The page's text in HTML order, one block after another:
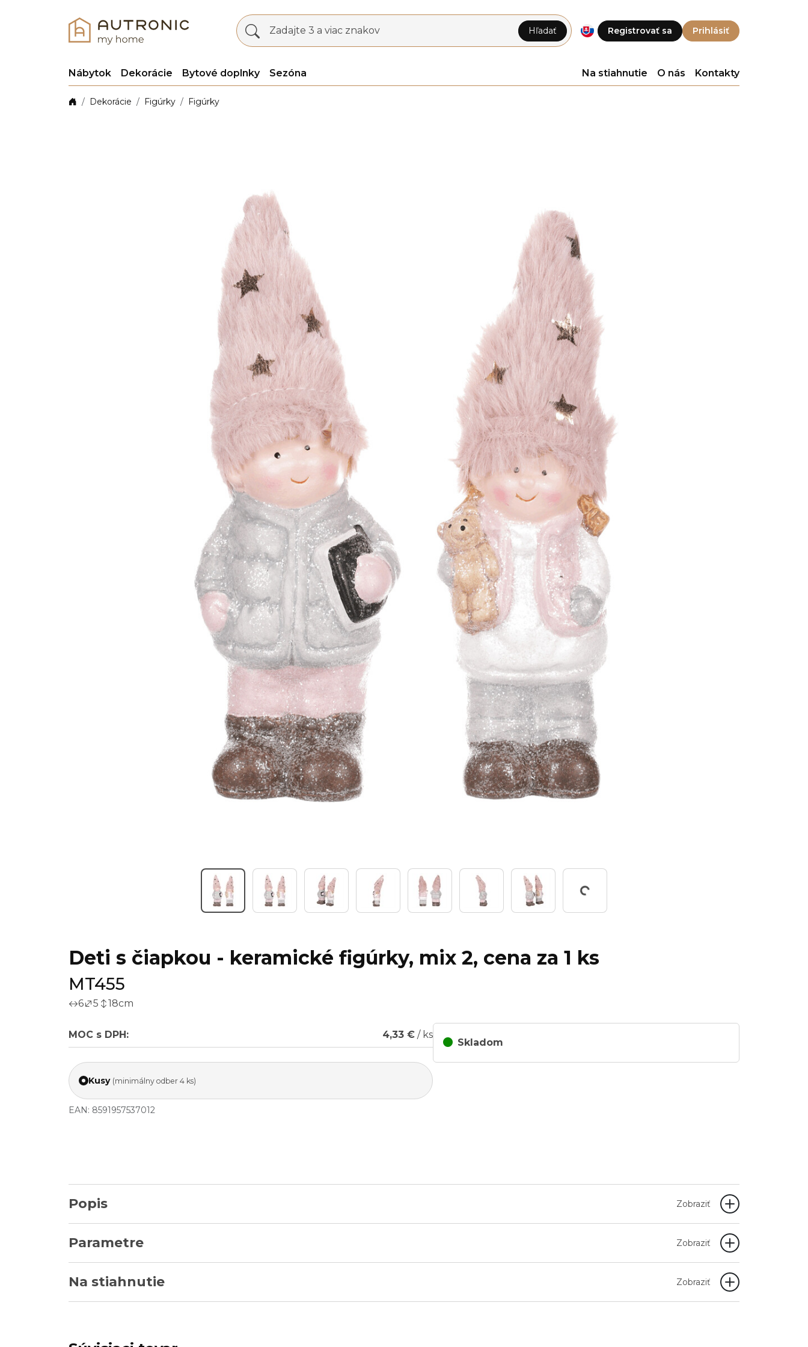
Registrovať sa Prihlásiť
Zadajte 3 a viac znakov Hľadať
Nábytok Dekorácie Bytové doplnky Sezóna Na stiahnutie O nás Kontakty
Dekorácie Figúrky Figúrky
Working...
Deti s čiapkou - keramické figúrky, mix 2, cena za 1 ks
MT455
6 5 18cm
MOC s DPH: 4,33 € / ks
Kusy (minimálny odber 4 ks)
EAN: 8591957537012
Skladom
Popis Zobraziť
Parametre Zobraziť
Na stiahnutie Zobraziť